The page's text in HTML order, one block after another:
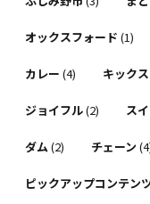
オックスフォード (1)
カレー (4) キック
ジョイフル(2) ス
ダム (2) チェーン
ピックアップコンテン